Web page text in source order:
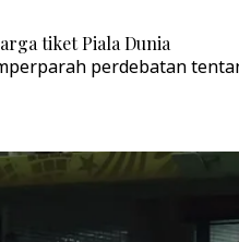
tiket Piala Dunia
perdebatan